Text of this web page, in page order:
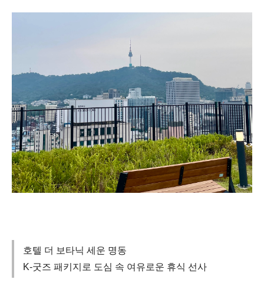
호텔 더 보타닉 세운 명동
K-굿즈 패키지로 도심 속 여유로운 휴식 선사